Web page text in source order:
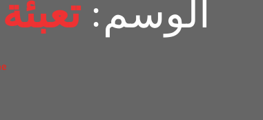
الوسم: